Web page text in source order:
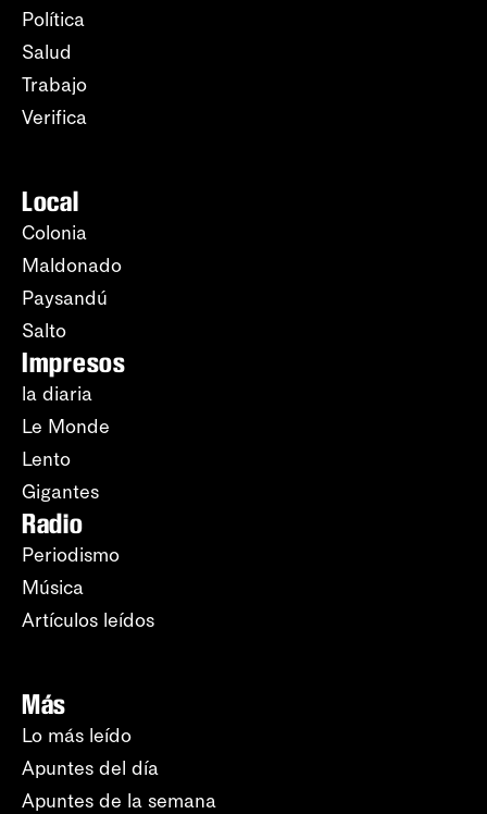
Política
Salud
Trabajo
Verifica
Local
Colonia
Maldonado
Paysandú
Salto
Impresos
la diaria
Le Monde
Lento
Gigantes
Radio
Periodismo
Música
Artículos leídos
Más
Lo más leído
Apuntes del día
Apuntes de la semana